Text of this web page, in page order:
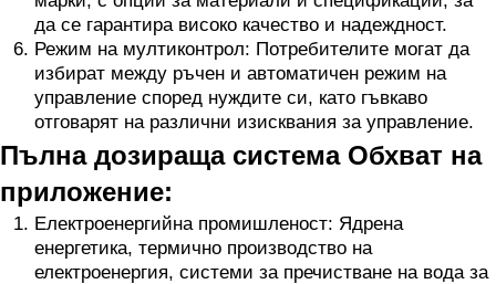
да се гарантира високо качество и надеждност.
Режим на мултиконтрол: Потребителите могат да
избират между ръчен и автоматичен режим на
управление според нуждите си, като гъвкаво
отговарят на различни изисквания за управление.
Пълна дозираща система Обхват на
приложение:
Електроенергийна промишленост: Ядрена
енергетика, термично производство на
електроенергия, системи за пречистване на вода за